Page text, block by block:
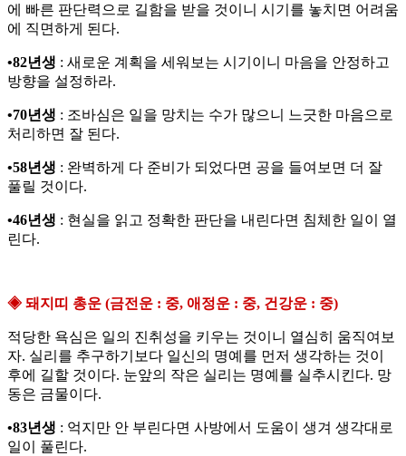
에 빠른 판단력으로 길함을 받을 것이니 시기를 놓치면 어려움
에 직면하게 된다.
•82년생 : 새로운 계획을 세워보는 시기이니 마음을 안정하고
방향을 설정하라.
•70년생 : 조바심은 일을 망치는 수가 많으니 느긋한 마음으로
처리하면 잘 된다.
•58년생 : 완벽하게 다 준비가 되었다면 공을 들여보면 더 잘
풀릴 것이다.
•46년생 : 현실을 읽고 정확한 판단을 내린다면 침체한 일이 열
린다.
◈ 돼지띠 총운 (금전운 : 중, 애정운 : 중, 건강운 : 중)
적당한 욕심은 일의 진취성을 키우는 것이니 열심히 움직여보
자. 실리를 추구하기보다 일신의 명예를 먼저 생각하는 것이
후에 길할 것이다. 눈앞의 작은 실리는 명예를 실추시킨다. 망
동은 금물이다.
•83년생 : 억지만 안 부린다면 사방에서 도움이 생겨 생각대로
일이 풀린다.